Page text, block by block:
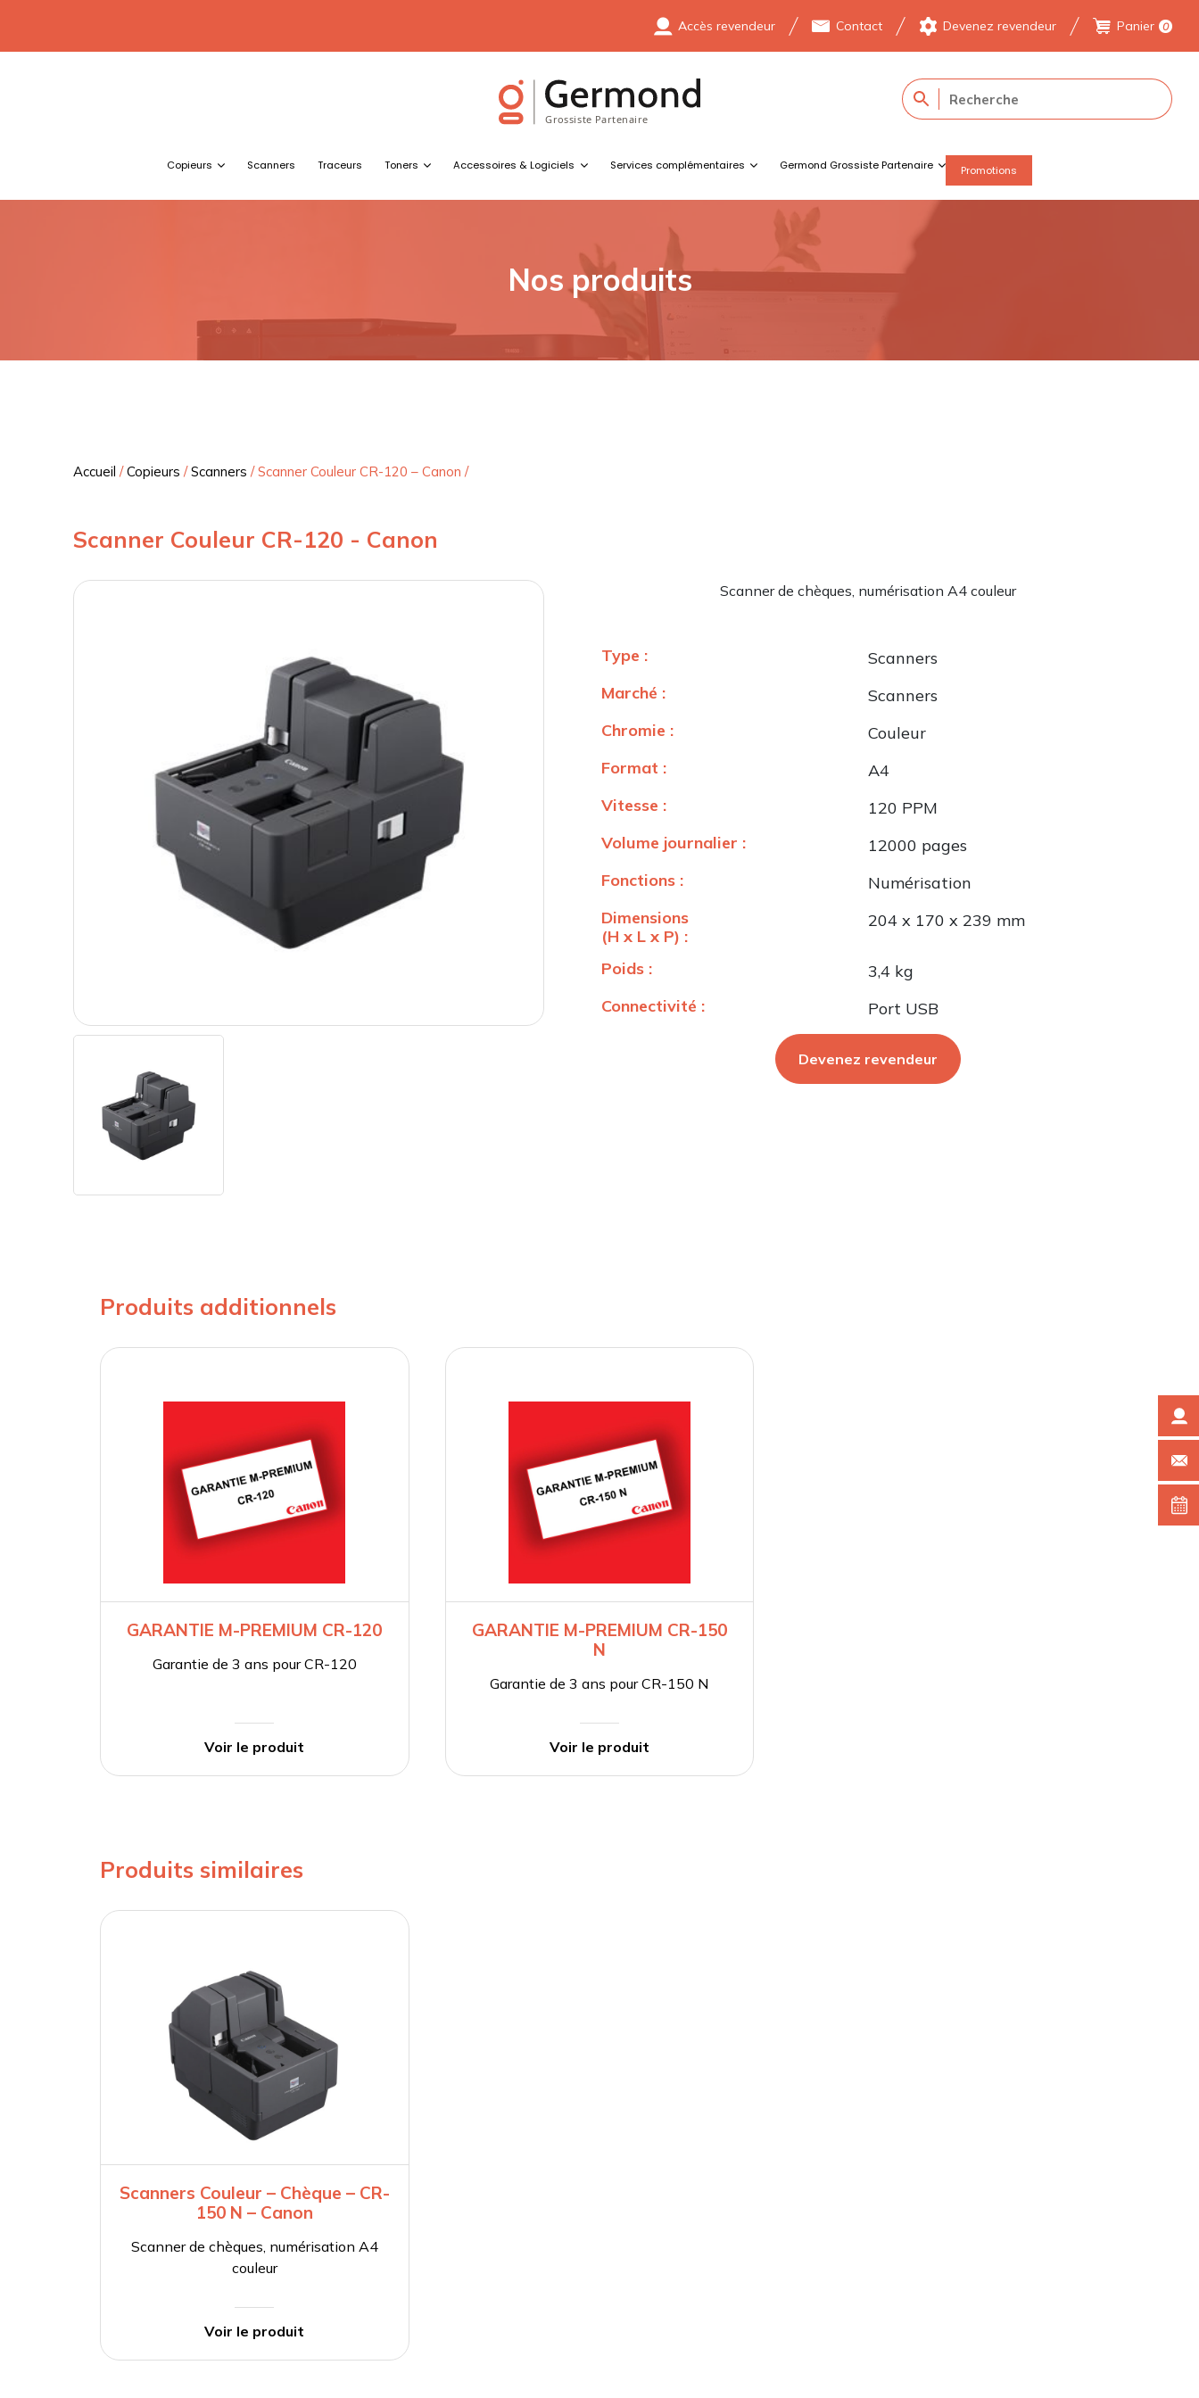
Accès revendeur Contact Devenez revendeur Panier 0
Copieurs Scanners Traceurs Toners Accessoires & Logiciels Services complémentaires Germond Grossiste Partenaire Promotions
Nos produits
Accueil /Copieurs /Scanners /Scanner Couleur CR-120 – Canon /
Scanner Couleur CR-120 - Canon
Scanner de chèques, numérisation A4 couleur
Type :
Scanners
Marché :
Scanners
Chromie :
Couleur
Format :
A4
Vitesse :
120 PPM
Volume journalier :
12000 pages
Fonctions :
Numérisation
Dimensions
(H x L x P) :
204 x 170 x 239 mm
Poids :
3,4 kg
Connectivité :
Port USB
Devenez revendeur
Produits additionnels
GARANTIE M-PREMIUM CR-120
Garantie de 3 ans pour CR-120
Voir le produit
GARANTIE M-PREMIUM CR-150
N
Garantie de 3 ans pour CR-150 N
Voir le produit
Produits similaires
Scanners Couleur – Chèque – CR-
150 N – Canon
Scanner de chèques, numérisation A4
couleur
Voir le produit